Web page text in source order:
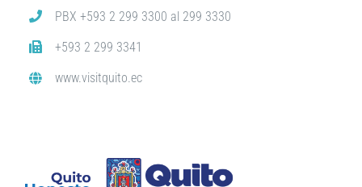
PBX +593 2 299 3300 al 299 3330
+593 2 299 3341
www.visitquito.ec